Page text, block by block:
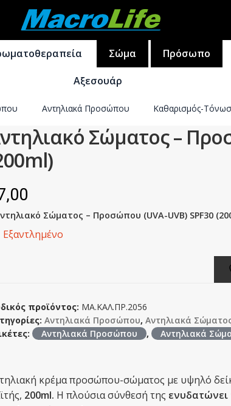
Απευθείας
στην
πλοήγηση
Μετάβαση
περιεχόμενο
Σώμα
Σώματος Αποτρίχωση Καθαρισμός-
Πρόσωπο
Αντηλιακά Προσώπου Καθαρισμός-
Αξεσουάρ
Σώματος –
Σώματος – Προσώπου (UVA-UVB) SPF30
Εξαντλημένο
προϊόντος: ΜΑ.ΚΑΛ.ΠΡ.2056
Αντηλιακά Προσώπου, Αντηλιακά
Αντηλιακά Προσώπου , Αντηλιακά
κρέμα προσώπου-σώματος με υψηλό
200ml. Η πλούσια σύνθεσή της ενυδατώνει